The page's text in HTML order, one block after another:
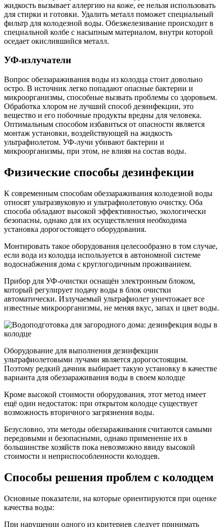
жидкость вызывает аллергию на коже, ее нельзя использовать
для стирки и готовки. Удалить металл поможет специальный
фильтр для колодезной воды. Обезжелезивание происходит в
специальной колбе с насыпным материалом, внутри которой
оседает окислившийся металл.
УФ-излучатели
Вопрос обеззараживания воды из колодца стоит довольно
остро. В источник легко попадают опасные бактерии и
микроорганизмы, способные вызвать проблемы со здоровьем.
Обработка хлором не лучший способ дезинфекции, это
вещество и его побочные продукты вредны для человека.
Оптимальным способом избавиться от опасности является
монтаж установки, воздействующей на жидкость
ультрафиолетом. УФ-лучи убивают бактерии и
микроорганизмы, при этом, не влияя на состав воды.
Физические способы дезинфекции
К современным способам обеззараживания колодезной воды
относят ультразвуковую и ультрафиолетовую очистку. Оба
способа обладают высокой эффективностью, экологически
безопасны, однако для их осуществления необходима
установка дорогостоящего оборудования.
Монтировать такое оборудования целесообразно в том случае,
если вода из колодца используется в автономной системе
водоснабжения дома с круглогодичным проживанием.
Прибор для УФ-очистки оснащён электронным блоком,
который регулирует подачу воды в блок очистки
автоматически. Излучаемый ультрафиолет уничтожает все
известные микроорганизмы, не меняя вкус, запах и цвет воды.
Оборудование для выполнения дезинфекции
ультрафиолетовыми лучами является дорогостоящим.
Поэтому редкий дачник выбирает такую установку в качестве
варианта для обеззараживания воды в своем колодце
Кроме высокой стоимости оборудования, этот метод имеет
ещё один недостаток: при открытом колодце существует
возможность вторичного загрязнения воды.
Безусловно, эти методы обеззараживания считаются самыми
передовыми и безопасными, однако применение их в
большинстве хозяйств пока невозможно ввиду высокой
стоимости и неприспособленности колодцев.
Способы решения проблем с колодцем
Основные показатели, на которые ориентируются при оценке
качества воды:
При нарушении одного из критериев следует принимать